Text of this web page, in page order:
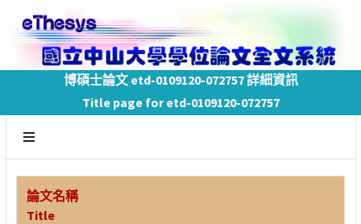
博碩士論文 etd-0109120-072757 詳細資訊
Title page for etd-0109120-072757
論文名稱
Title